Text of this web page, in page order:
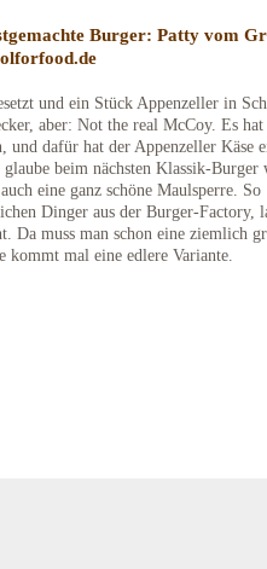
und ein Stück Appenzeller in
aber: Not the real McCoy. Es
dafür hat der Appenzeller Käse
beim nächsten Klassik-Burger
eine ganz schöne Maulsperre. So
Dinger aus der Burger-Factory,
Da muss man schon eine ziemlich
kommt mal eine edlere Variante.